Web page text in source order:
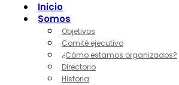
Inicio
Somos
Objetivos
Comité ejecutivo
¿Cómo estamos organizados?
Directorio
Historia